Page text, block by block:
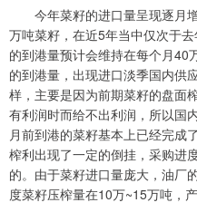
今年菜籽的进口量呈现逐月
万吨菜籽，在近5年当中仅次于
的到港量预计会维持在每个月40
的到港量，出现进口淡季国内供
样，主要是因为前期菜籽的盘面
有利润时而给不出利润，所以国
月前到港的菜籽基本上已经完成
榨利出现了一定的倒挂，采购进
的。由于菜籽进口量庞大，油厂
度菜籽压榨量在10万~15万吨，